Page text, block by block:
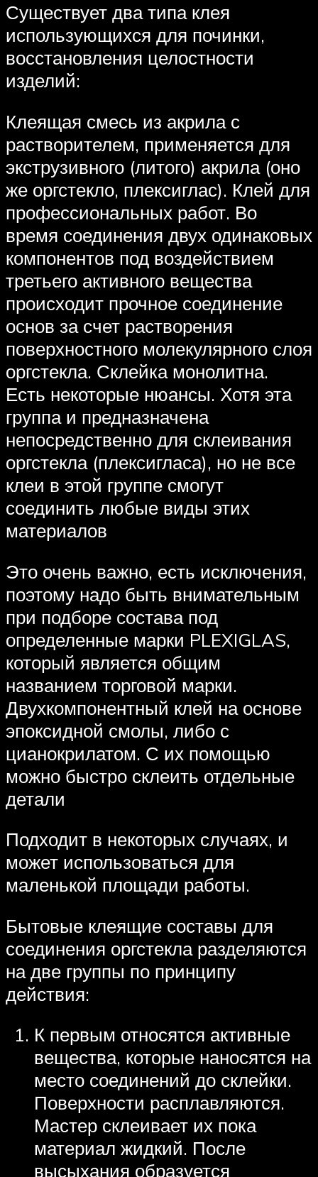
Существует два типа клея
использующихся для починки,
восстановления целостности
изделий:
Клеящая смесь из акрила с
растворителем, применяется для
экструзивного (литого) акрила (оно
же оргстекло, плексиглас). Клей для
профессиональных работ. Во
время соединения двух одинаковых
компонентов под воздействием
третьего активного вещества
происходит прочное соединение
основ за счет растворения
поверхностного молекулярного слоя
оргстекла. Склейка монолитна.
Есть некоторые нюансы. Хотя эта
группа и предназначена
непосредственно для склеивания
оргстекла (плексигласа), но не все
клеи в этой группе смогут
соединить любые виды этих
материалов
Это очень важно, есть исключения,
поэтому надо быть внимательным
при подборе состава под
определенные марки PLEXIGLAS,
который является общим
названием торговой марки.
Двухкомпонентный клей на основе
эпоксидной смолы, либо с
цианокрилатом. С их помощью
можно быстро склеить отдельные
детали
Подходит в некоторых случаях, и
может использоваться для
маленькой площади работы.
Бытовые клеящие составы для
соединения оргстекла разделяются
на две группы по принципу
действия:
К первым относятся активные
вещества, которые наносятся на
место соединений до склейки.
Поверхности расплавляются.
Мастер склеивает их пока
материал жидкий. После
высыхания образуется